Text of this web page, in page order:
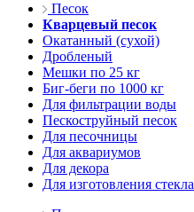
Песок
Кварцевый песок
Окатанный (сухой)
Дробленый
Мешки по 25 кг
Биг-беги по 1000 кг
Для фильтрации воды
Пескоструйный песок
Для песочницы
Для аквариумов
Для декора
Для изготовления стекла